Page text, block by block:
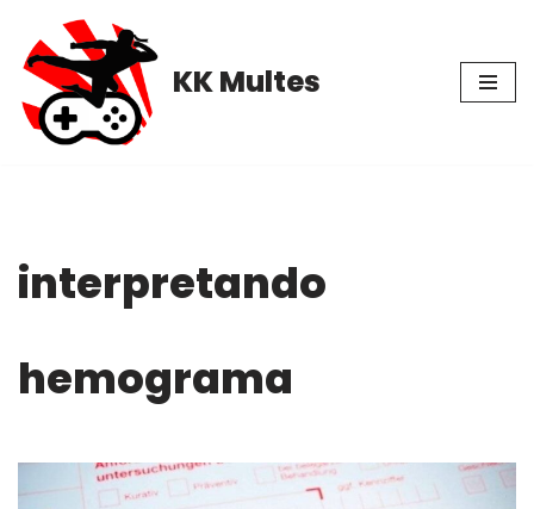
Pular
para
o
conteúdo
KK Multes
interpretando
hemograma